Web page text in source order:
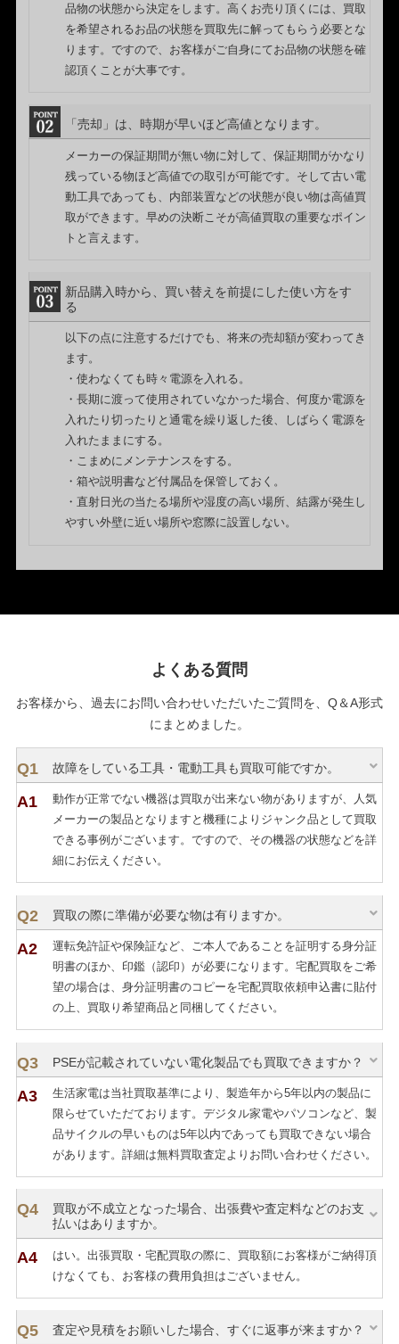
品物の状態から決定をします。高くお売り頂くには、買取
を希望されるお品の状態を買取先に解ってもらう必要とな
ります。ですので、お客様がご自身にてお品物の状態を確
認頂くことが大事です。
「売却」は、時期が早いほど高値となります。
メーカーの保証期間が無い物に対して、保証期間がかなり
残っている物ほど高値での取引が可能です。そして古い電
動工具であっても、内部装置などの状態が良い物は高値買
取ができます。早めの決断こそが高値買取の重要なポイン
トと言えます。
新品購入時から、買い替えを前提にした使い方をす
る
以下の点に注意するだけでも、将来の売却額が変わってき
ます。
・使わなくても時々電源を入れる。
・長期に渡って使用されていなかった場合、何度か電源を
入れたり切ったりと通電を繰り返した後、しばらく電源を
入れたままにする。
・こまめにメンテナンスをする。
・箱や説明書など付属品を保管しておく。
・直射日光の当たる場所や湿度の高い場所、結露が発生し
やすい外壁に近い場所や窓際に設置しない。
よくある質問
お客様から、過去にお問い合わせいただいたご質問を、Q＆A形式
にまとめました。
故障をしている工具・電動工具も買取可能ですか。
動作が正常でない機器は買取が出来ない物がありますが、人気
メーカーの製品となりますと機種によりジャンク品として買取
できる事例がございます。ですので、その機器の状態などを詳
細にお伝えください。
買取の際に準備が必要な物は有りますか。
運転免許証や保険証など、ご本人であることを証明する身分証
明書のほか、印鑑（認印）が必要になります。宅配買取をご希
望の場合は、身分証明書のコピーを宅配買取依頼申込書に貼付
の上、買取り希望商品と同梱してください。
PSEが記載されていない電化製品でも買取できますか？
生活家電は当社買取基準により、製造年から5年以内の製品に
限らせていただております。デジタル家電やパソコンなど、製
品サイクルの早いものは5年以内であっても買取できない場合
があります。詳細は無料買取査定よりお問い合わせください。
買取が不成立となった場合、出張費や査定料などのお支
払いはありますか。
はい。出張買取・宅配買取の際に、買取額にお客様がご納得頂
けなくても、お客様の費用負担はございません。
査定や見積をお願いした場合、すぐに返事が来ますか？